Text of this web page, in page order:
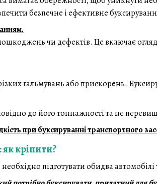
безпечне і ефективне
чи дефектів. Це включає
гальмувань або прискорень.
до його тоннажності та не
при буксируванні транспортного
кріпити?
підготувати обидва